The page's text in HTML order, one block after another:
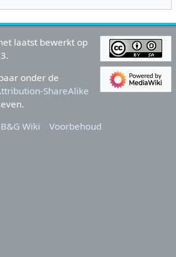
laatst bewerkt op
onder de
ShareAlike
Wiki Voorbehoud